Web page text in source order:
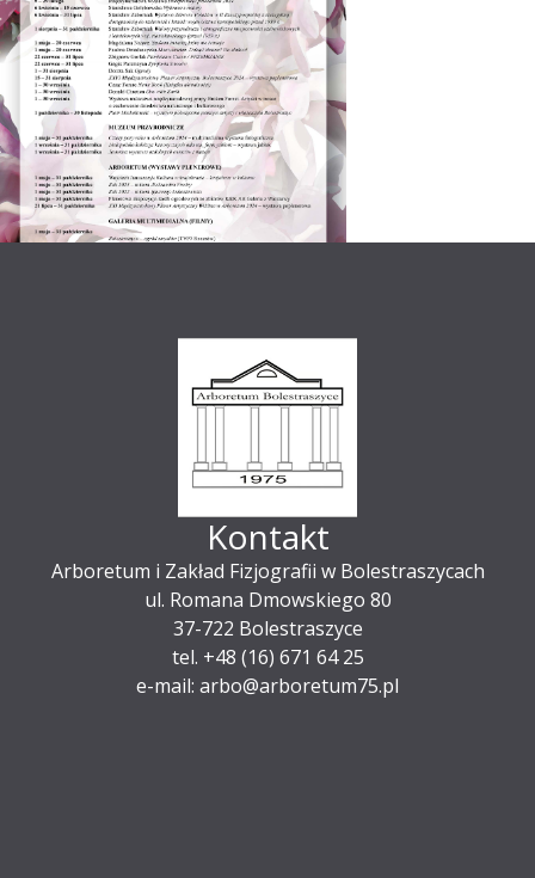
Kontakt
Arboretum i Zakład Fizjografii w Bolestraszycach
ul. Romana Dmowskiego 80
37-722 Bolestraszyce
tel. +48 (16) 671 64 25
e-mail: arbo@arboretum75.pl